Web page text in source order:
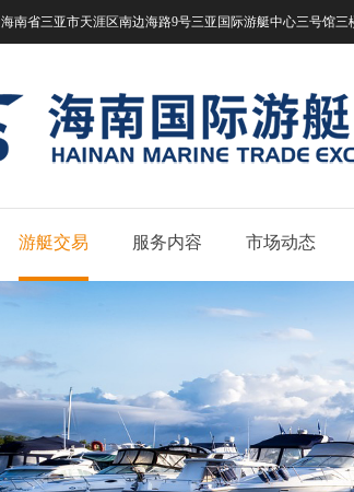
海南省三亚市天涯区南边海路9号三亚国际游艇中心三号
游艇交易 服务内容 市场动态